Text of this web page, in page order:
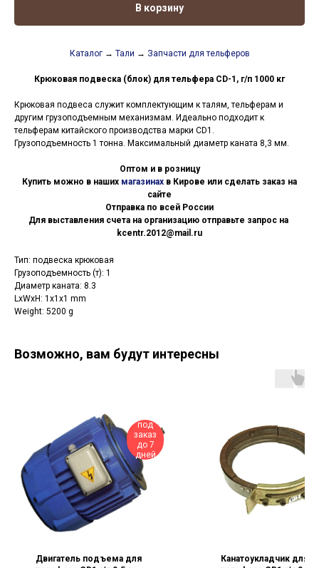
В корзину
Каталог→ Тали → Запчасти для тельферов
Крюковая подвеска (блок) для тельфера CD-1, г/п 1000 кг
Крюковая подвеса служит комплектующим к талям, тельферам и
другим грузоподъемным механизмам. Идеально подходит к
тельферам китайского производства марки CD1.
Грузоподъемность 1 тонна. Максимальный диаметр каната 8,3 мм.
Оптом и в розницу
Купить можно в наших магазинах в Кирове или сделать заказ на
сайте
Отправка по всей России
Для выставления счета на организацию отправьте запрос на
kcentr.2012@mail.ru
Тип: подвеска крюковая
Грузоподъемность (т): 1
Диаметр каната: 8.3
LxWxH: 1x1x1 mm
Weight: 5200 g
Возможно, вам будут интересны
под
заказ
до 7
дней
Двигатель подъема для
Канатоукладчик для